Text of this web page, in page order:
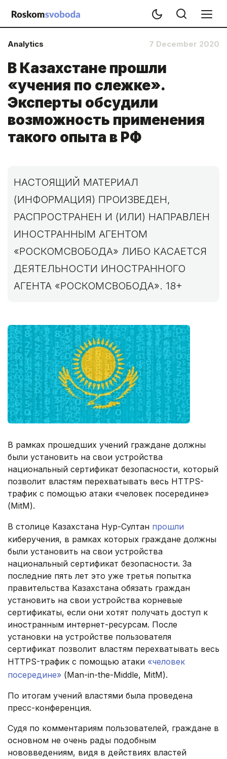
Analytics 7 December 2020
В Казахстане прошли
«учения по слежке».
Эксперты обсудили
возможность применения
такого опыта в РФ
НАСТОЯЩИЙ МАТЕРИАЛ
(ИНФОРМАЦИЯ) ПРОИЗВЕДЕН,
РАСПРОСТРАНЕН И (ИЛИ) НАПРАВЛЕН
ИНОСТРАННЫМ АГЕНТОМ
«РОСКОМСВОБОДА» ЛИБО КАСАЕТСЯ
ДЕЯТЕЛЬНОСТИ ИНОСТРАННОГО
АГЕНТА «РОСКОМСВОБОДА». 18+
В рамках прошедших учений граждане должны
были установить на свои устройства
национальный сертификат безопасности, который
позволит властям перехватывать весь HTTPS-
трафик с помощью атаки «человек посередине»
(MitM).
В столице Казахстана Нур-Султан прошли
киберучения, в рамках которых граждане должны
были установить на свои устройства
национальный сертификат безопасности. За
последние пять лет это уже третья попытка
правительства Казахстана обязать граждан
установить на свои устройства корневые
сертификаты, если они хотят получать доступ к
иностранным интернет-ресурсам. После
установки на устройстве пользователя
сертификат позволит властям перехватывать весь
HTTPS-трафик с помощью атаки «человек
посередине» (Man-in-the-Middle, MitM).
По итогам учений властями была проведена
пресс-конференция.
Судя по комментариям пользователей, граждане в
основном не очень рады подобным
нововведениям, видя в действиях властей